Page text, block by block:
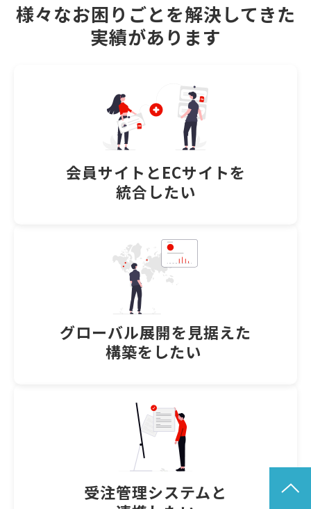
様々なお困りごとを解決してきた
実績があります
会員サイトとECサイトを
統合したい
グローバル展開を見据えた
構築をしたい
受注管理システムと